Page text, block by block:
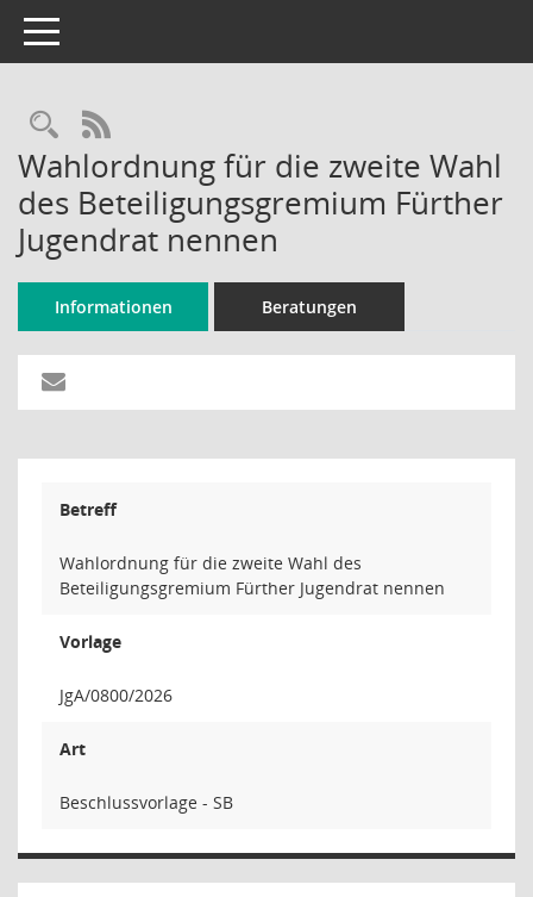
Toggle navigation
Rechercheauswahl
RSS-Feed
Wahlordnung für die zweite Wahl
des Beteiligungsgremium Fürther
Jugendrat nennen
Informationen Beratungen
Betreff
Wahlordnung für die zweite Wahl des
Beteiligungsgremium Fürther Jugendrat nennen
Vorlage
JgA/0800/2026
Art
Beschlussvorlage - SB